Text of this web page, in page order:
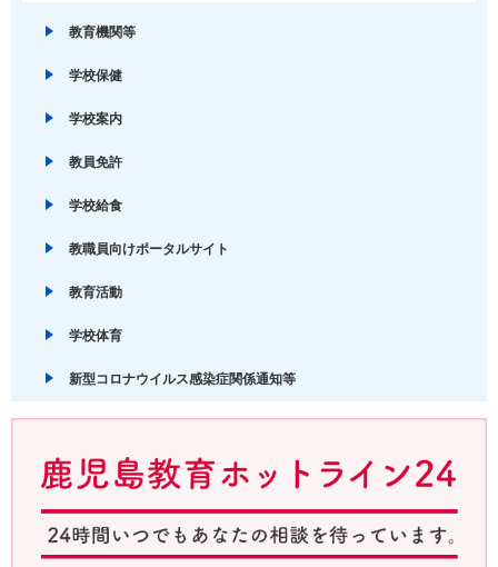
教育機関等
学校保健
学校案内
教員免許
学校給食
教職員向けポータルサイト
教育活動
学校体育
新型コロナウイルス感染症関係通知等